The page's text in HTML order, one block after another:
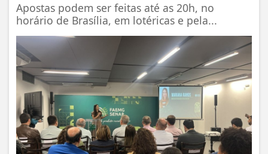
Apostas podem ser feitas até as 20h, no
horário de Brasília, em lotéricas e pela...